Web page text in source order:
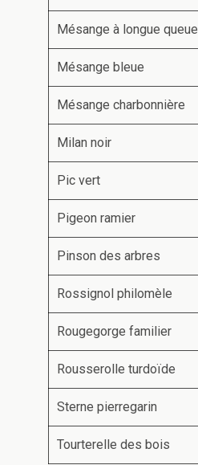
Mésange à longue queue
Mésange bleue
Mésange charbonnière
Milan noir
Pic vert
Pigeon ramier
Pinson des arbres
Rossignol philomèle
Rougegorge familier
Rousserolle turdoïde
Sterne pierregarin
Tourterelle des bois